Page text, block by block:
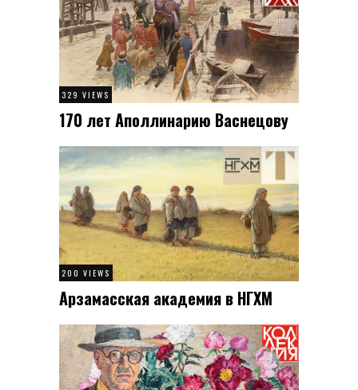
329 VIEWS
170 лет Аполлинарию Васнецову
200 VIEWS
Арзамасская академия в НГХМ